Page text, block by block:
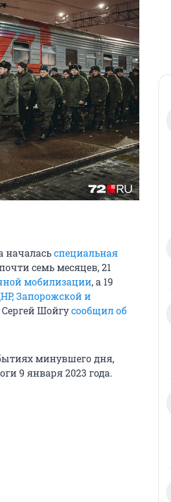
началасьспециальная
семь месяцев, 21
мобилизации, а 19
Запорожской и
Шойгусообщил об
минувшего дня,
9 января 2023 года.